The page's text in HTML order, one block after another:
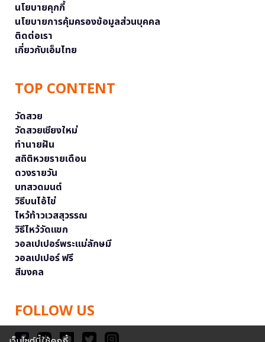
นโยบายคุกกี้
นโยบายการคุ้มครองข้อมูลส่วนบุคคล
ติดต่อเรา
เกี่ยวกับเอ็มไทย
TOP CONTENT
วัดสวย
วัดสวยเชียงใหม่
ทำนายฝัน
สถิติหวยรายเดือน
ดวงรายวัน
บทสวดมนต์
วิธีบนไอ้ไข่
ไหว้ท้าวเวสสุวรรณ
วิธีไหว้วัดแขก
วอลเปเปอร์พระแม่ลักษมี
วอลเปเปอร์ ฟรี
สีมงคล
FOLLOW US